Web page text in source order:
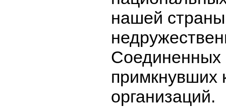
нашей
Соединенных
примкнувших
организаций.